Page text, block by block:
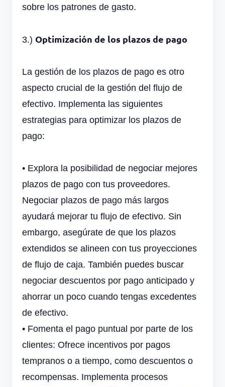
sobre los patrones de gasto.
3.) Optimización de los plazos de pago
La gestión de los plazos de pago es otro
aspecto crucial de la gestión del flujo de
efectivo. Implementa las siguientes
estrategias para optimizar los plazos de
pago:
• Explora la posibilidad de negociar mejores
plazos de pago con tus proveedores.
Negociar plazos de pago más largos
ayudará mejorar tu flujo de efectivo. Sin
embargo, asegúrate de que los plazos
extendidos se alineen con tus proyecciones
de flujo de caja. También puedes buscar
negociar descuentos por pago anticipado y
ahorrar un poco cuando tengas excedentes
de efectivo.
• Fomenta el pago puntual por parte de los
clientes: Ofrece incentivos por pagos
tempranos o a tiempo, como descuentos o
recompensas. Implementa procesos